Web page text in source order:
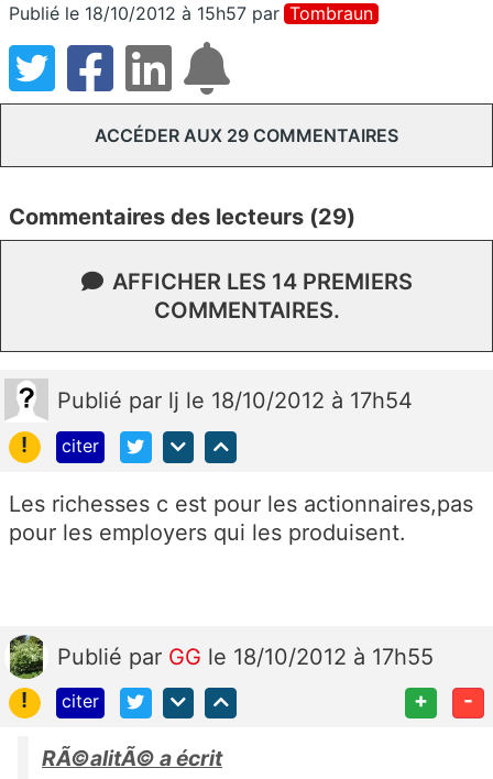
Publié le 18/10/2012 à 15h57 par Tombraun
ACCÉDER AUX 29 COMMENTAIRES
Commentaires des lecteurs (29)
AFFICHER LES 14 PREMIERS
COMMENTAIRES.
Publié par lj le 18/10/2012 à 17h54
!
citer
Les richesses c est pour les actionnaires,pas
pour les employers qui les produisent.
Publié par GG le 18/10/2012 à 17h55
!
citer + -
RÃ©alitÃ© a écrit